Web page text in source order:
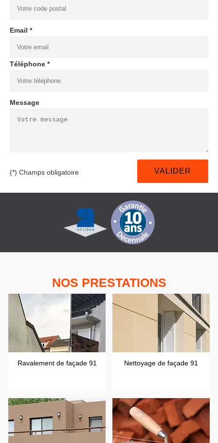
Email *
Téléphone *
Message
(*) Champs obligatoire
NOS PRESTATIONS
Ravalement de façade 91 Nettoyage de façade 91